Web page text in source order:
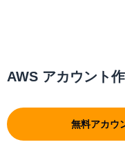
AWS アカウント
無料アカウ